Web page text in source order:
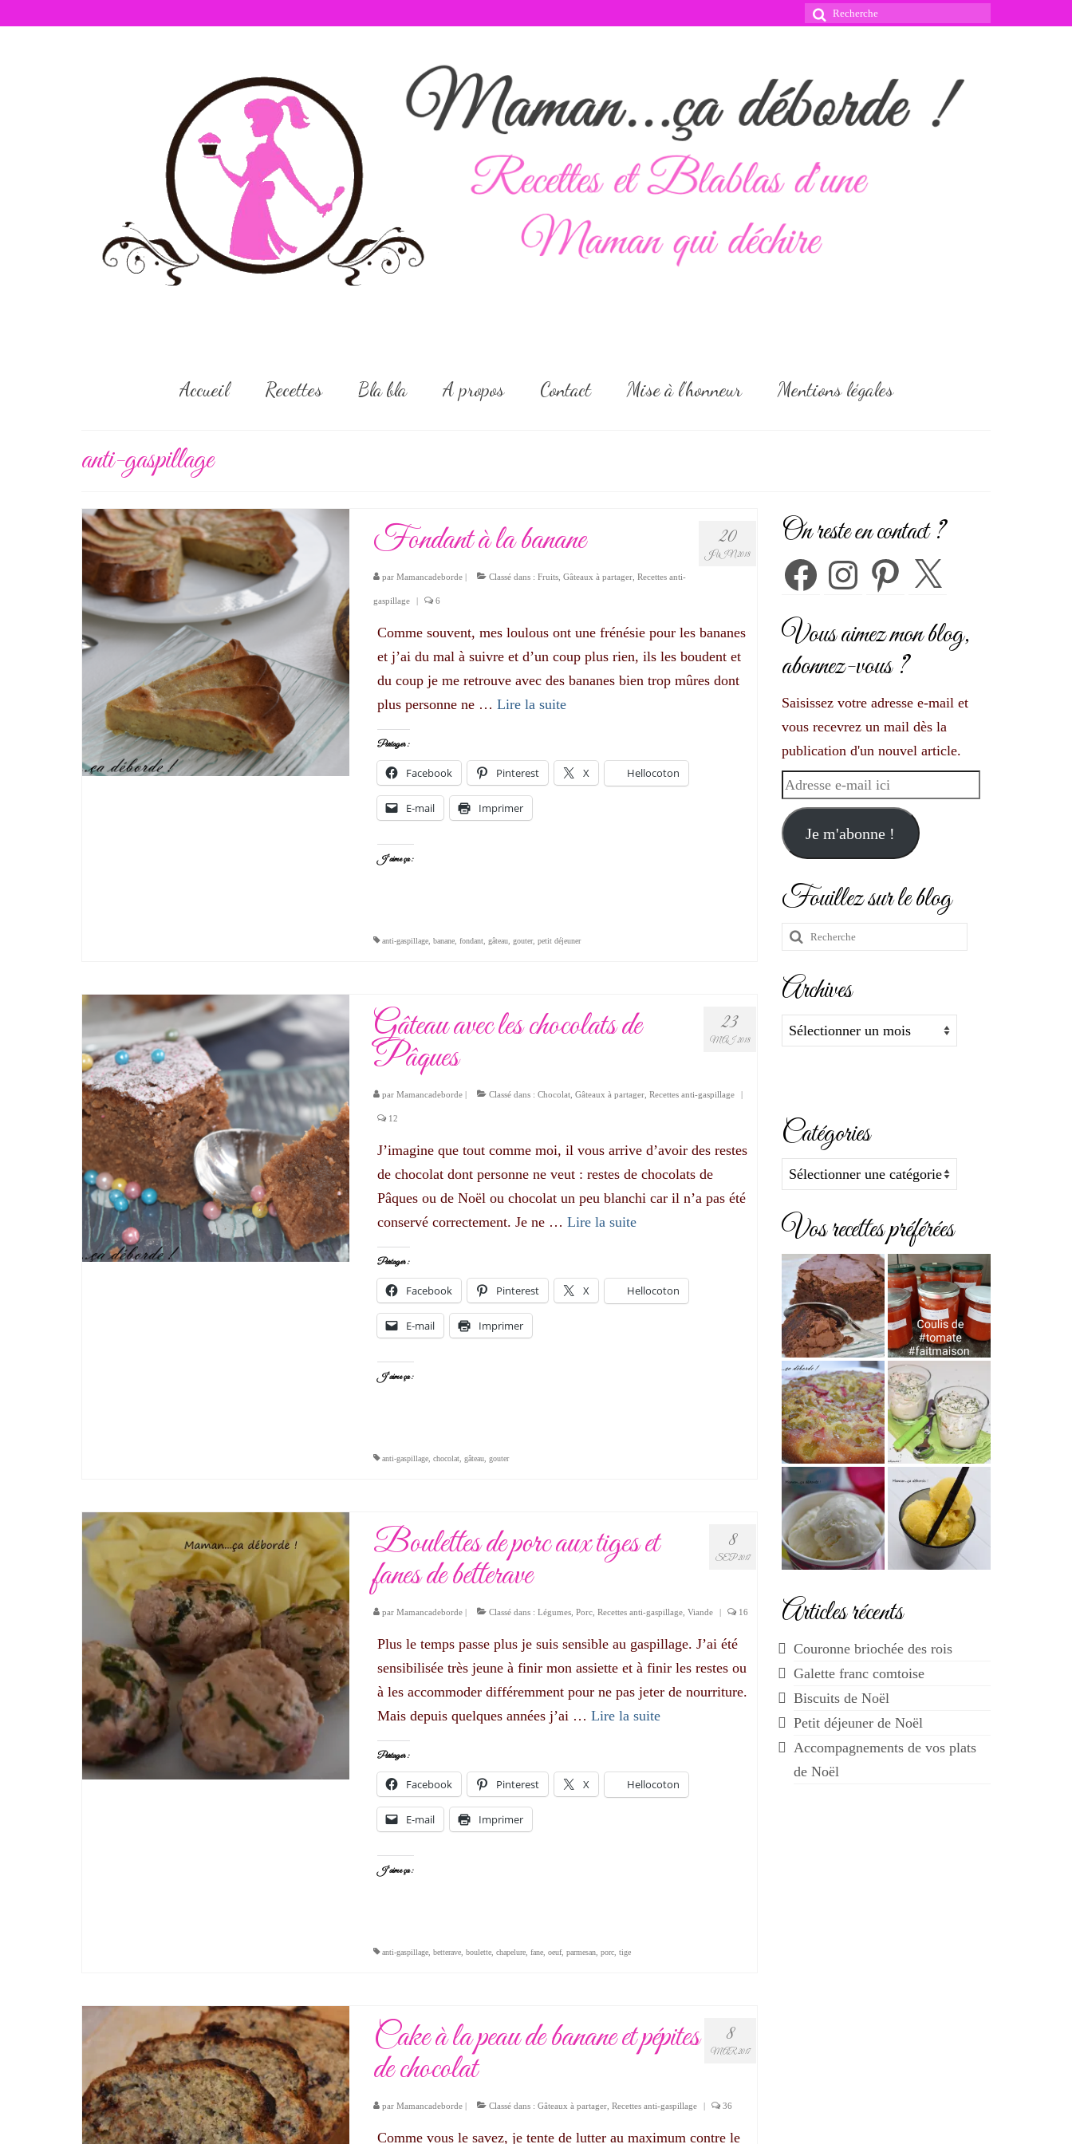
Rechercher
Accueil Recettes Bla bla A propos Contact Mise à l’honneur Mentions légales
anti-gaspillage
20
JUIN 2018
Fondant à la banane
par Mamancadeborde| Classé dans : Fruits, Gâteaux à partager, Recettes anti-
gaspillage 6
Comme souvent, mes loulous ont une frénésie pour les bananes
et j’ai du mal à suivre et d’un coup plus rien, ils les boudent et
du coup je me retrouve avec des bananes bien trop mûres dont
plus personne ne … Lire la suite­­
Partager :
Facebook Pinterest X Hellocoton
E-mail Imprimer
J’aime ça :
anti-gaspillage, banane, fondant, gâteau, gouter, petit déjeuner
23
MAI 2018
Gâteau avec les chocolats de
Pâques
par Mamancadeborde| Classé dans : Chocolat, Gâteaux à partager, Recettes anti-gaspillage
12
J’imagine que tout comme moi, il vous arrive d’avoir des restes
de chocolat dont personne ne veut : restes de chocolats de
Pâques ou de Noël ou chocolat un peu blanchi car il n’a pas été
conservé correctement. Je ne … Lire la suite­­
Partager :
Facebook Pinterest X Hellocoton
E-mail Imprimer
J’aime ça :
anti-gaspillage, chocolat, gâteau, gouter
8
SEP 2017
Boulettes de porc aux tiges et
fanes de betterave
par Mamancadeborde| Classé dans : Légumes, Porc, Recettes anti-gaspillage, Viande 16
Plus le temps passe plus je suis sensible au gaspillage. J’ai été
sensibilisée très jeune à finir mon assiette et à finir les restes ou
à les accommoder différemment pour ne pas jeter de nourriture.
Mais depuis quelques années j’ai … Lire la suite­­
Partager :
Facebook Pinterest X Hellocoton
E-mail Imprimer
J’aime ça :
anti-gaspillage, betterave, boulette, chapelure, fane, oeuf, parmesan, porc, tige
8
MAR 2017
Cake à la peau de banane et pépites
de chocolat
par Mamancadeborde| Classé dans : Gâteaux à partager, Recettes anti-gaspillage 36
Comme vous le savez, je tente de lutter au maximum contre le
On reste en contact ?
FacebookInstagramPinterest X
Vous aimez mon blog,
abonnez-vous ?
Saisissez votre adresse e-mail et
vous recevrez un mail dès la
publication d'un nouvel article.
Adresse
mail
ici
Je m'abonne !
Fouillez sur le blog
Rechercher
Archives
Archives
Catégories
Catégories
Vos recettes préférées
Articles récents
Couronne briochée des rois
Galette franc comtoise
Biscuits de Noël
Petit déjeuner de Noël
Accompagnements de vos plats
de Noël